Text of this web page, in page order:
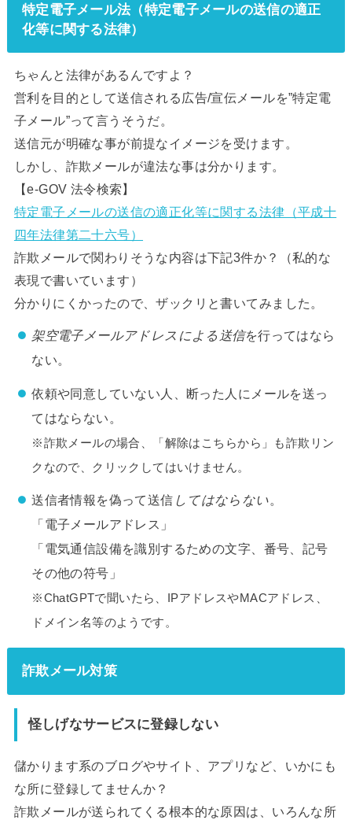
特定電子メール法（特定電子メールの送信の適正
化等に関する法律）
ちゃんと法律があるんですよ？
営利を目的として送信される広告/宣伝メールを”特定電
子メール”って言うそうだ。
送信元が明確な事が前提なイメージを受けます。
しかし、詐欺メールが違法な事は分かります。
【e-GOV 法令検索】
特定電子メールの送信の適正化等に関する法律（平成十
四年法律第二十六号）
詐欺メールで関わりそうな内容は下記3件か？（私的な
表現で書いています）
分かりにくかったので、ザックリと書いてみました。
架空電子メールアドレスによる送信を行ってはなら
ない。
依頼や同意していない人、断った人にメールを送っ
てはならない。
※詐欺メールの場合、「解除はこちらから」も詐欺リン
クなので、クリックしてはいけません。
送信者情報を偽って送信 してはならない。
「電子メールアドレス」
「電気通信設備を識別するための文字、番号、記号
その他の符号」
※ChatGPTで聞いたら、IPアドレスやMACアドレス、
ドメイン名等のようです。
詐欺メール対策
怪しげなサービスに登録しない
儲かります系のブログやサイト、アプリなど、いかにも
な所に登録してませんか？
詐欺メールが送られてくる根本的な原因は、いろんな所